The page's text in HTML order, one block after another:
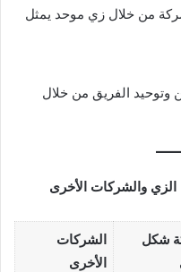
من خلال زي موحد يمثل
وتوحيد الفريق من خلال
والشركات الأخرى
شكل
الشركات
الأخرى